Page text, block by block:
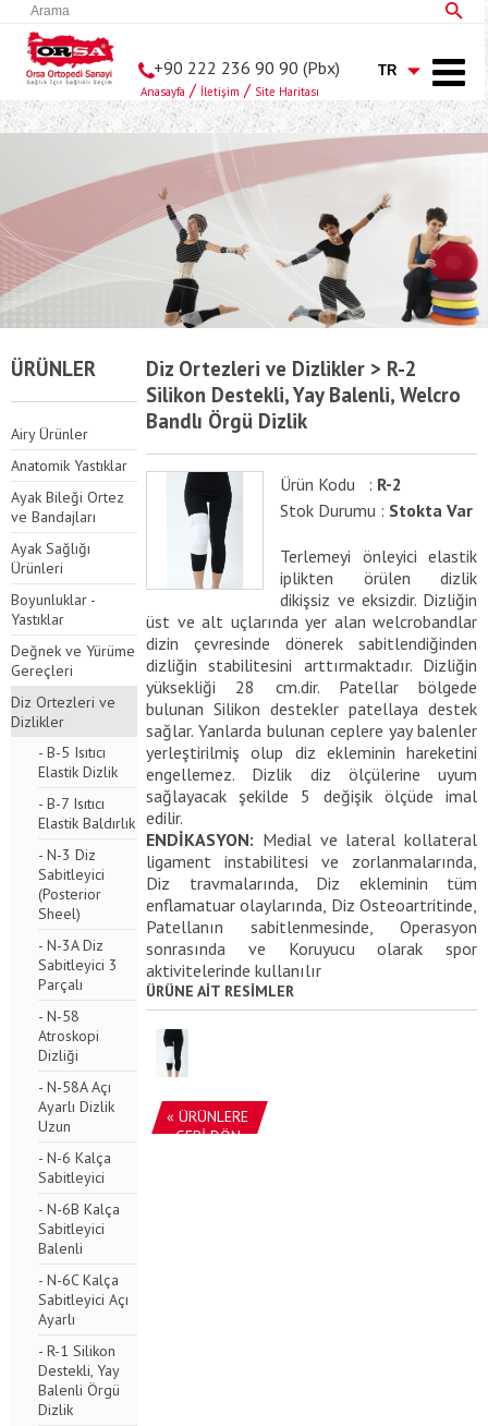
+90 222 236 90 90 (Pbx)
Anasayfa / İletişim / Site Haritası
ÜRÜNLER
Airy Ürünler
Anatomik Yastıklar
Ayak Bileği Ortez
ve Bandajları
Ayak Sağlığı
Ürünleri
Boyunluklar -
Yastıklar
Değnek ve Yürüme
Gereçleri
Diz Ortezleri ve
Dizlikler
- B-5 Isıtıcı
Elastik Dizlik
- B-7 Isıtıcı
Elastik Baldırlık
- N-3 Diz
Sabitleyici
(Posterior
Sheel)
- N-3A Diz
Sabitleyici 3
Parçalı
- N-58
Atroskopi
Dizliği
- N-58A Açı
Ayarlı Dizlik
Uzun
- N-6 Kalça
Sabitleyici
- N-6B Kalça
Sabitleyici
Balenli
- N-6C Kalça
Sabitleyici Açı
Ayarlı
- R-1 Silikon
Destekli, Yay
Balenli Örgü
Dizlik
Diz Ortezleri ve Dizlikler > R-2
Silikon Destekli, Yay Balenli, Welcro
Bandlı Örgü Dizlik
Ürün Kodu : R-2
Stok Durumu : Stokta Var
Terlemeyi önleyici elastik
iplikten örülen dizlik
dikişsiz ve eksizdir. Dizliğin
üst ve alt uçlarında yer alan welcrobandlar
dizin çevresinde dönerek sabitlendiğinden
dizliğin stabilitesini arttırmaktadır. Dizliğin
yüksekliği 28 cm.dir. Patellar bölgede
bulunan Silikon destekler patellaya destek
sağlar. Yanlarda bulunan ceplere yay balenler
yerleştirilmiş olup diz ekleminin hareketini
engellemez. Dizlik diz ölçülerine uyum
sağlayacak şekilde 5 değişik ölçüde imal
edilir.
ENDİKASYON: Medial ve lateral kollateral
ligament instabilitesi ve zorlanmalarında,
Diz travmalarında, Diz ekleminin tüm
enflamatuar olaylarında, Diz Osteoartritinde,
Patellanın sabitlenmesinde, Operasyon
sonrasında ve Koruyucu olarak spor
aktivitelerinde kullanılır
ÜRÜNE AİT RESİMLER
« ÜRÜNLERE
GERİ DÖN